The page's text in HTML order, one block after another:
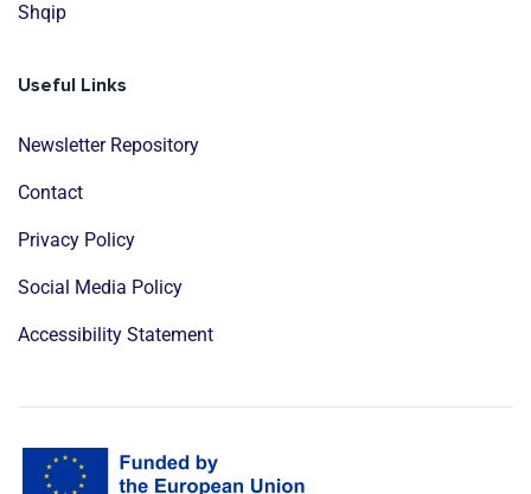
Shqip
Useful Links
Newsletter Repository
Contact
Privacy Policy
Social Media Policy
Accessibility Statement